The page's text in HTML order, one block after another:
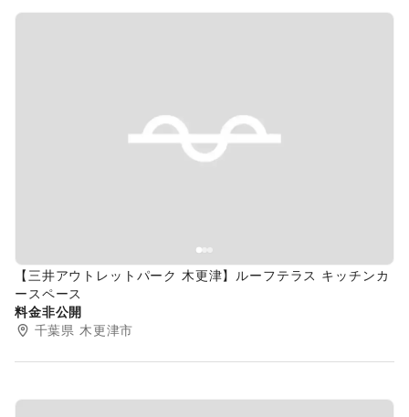
Previous slide
【三井アウトレットパーク 木更津】ルーフテラス キッチンカ
ースペース
料金非公開
千葉県 木更津市